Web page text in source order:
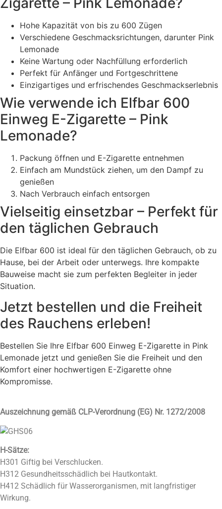
Hohe Kapazität von bis zu 600 Zügen
Verschiedene Geschmacksrichtungen, darunter Pink
Lemonade
Keine Wartung oder Nachfüllung erforderlich
Perfekt für Anfänger und Fortgeschrittene
Einzigartiges und erfrischendes Geschmackserlebnis
Wie verwende ich Elfbar 600
Einweg E-Zigarette – Pink
Lemonade?
Packung öffnen und E-Zigarette entnehmen
Einfach am Mundstück ziehen, um den Dampf zu
genießen
Nach Verbrauch einfach entsorgen
Vielseitig einsetzbar – Perfekt für
den täglichen Gebrauch
Die Elfbar 600 ist ideal für den täglichen Gebrauch, ob zu
Hause, bei der Arbeit oder unterwegs. Ihre kompakte
Bauweise macht sie zum perfekten Begleiter in jeder
Situation.
Jetzt bestellen und die Freiheit
des Rauchens erleben!
Bestellen Sie Ihre Elfbar 600 Einweg E-Zigarette in Pink
Lemonade jetzt und genießen Sie die Freiheit und den
Komfort einer hochwertigen E-Zigarette ohne
Kompromisse.
Auszeichnung gemäß CLP-Verordnung (EG) Nr. 1272/2008
H-Sätze:
H301 Giftig bei Verschlucken.
H312 Gesundheitsschädlich bei Hautkontakt.
H412 Schädlich für Wasserorganismen, mit langfristiger
Wirkung.